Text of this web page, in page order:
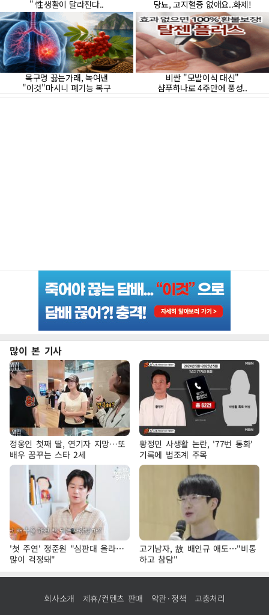
많이 본 기사
정웅인 첫째 딸, 연기자 지망…또
배우 꿈꾸는 스타 2세
황정민 사생활 논란, '77번 통화'
기록에 법조계 주목
'첫 주연' 정준원 "심판대 올라…
많이 걱정돼"
고기남자, 故 배인규 애도…"비통
하고 참담"
회사소개 제휴/컨텐츠 판매 약관·정책 고충처리